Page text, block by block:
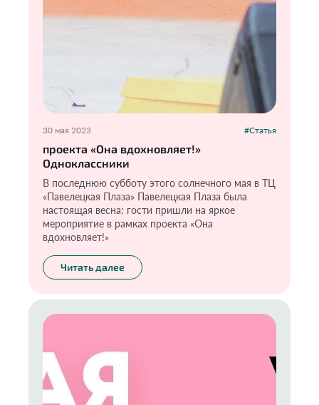
30 мая 2023 #Статья
проекта «Она вдохновляет!»
Одноклассники
В последнюю субботу этого солнечного мая в ТЦ
«Павелецкая Плаза» Павелецкая Плаза была
настоящая весна: гости пришли на яркое
мероприятие в рамках проекта «Она
вдохновляет!»
Читать далее